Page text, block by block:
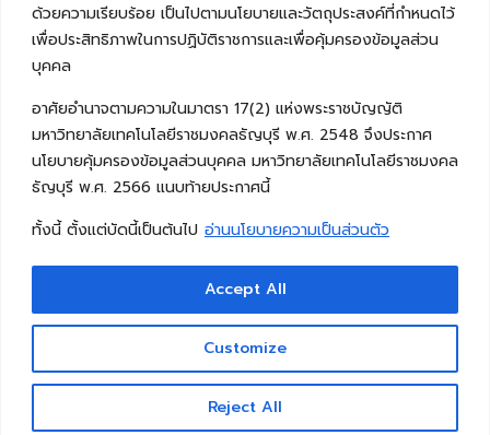
ด้วยความเรียบร้อย เป็นไปตามนโยบายและวัตถุประสงค์ที่กำหนดไว้
เพื่อประสิทธิภาพในการปฏิบัติราชการและเพื่อคุ้มครองข้อมูลส่วน
บุคคล
อาศัยอำนาจตามความในมาตรา 17(2) แห่งพระราชบัญญัติ
มหาวิทยาลัยเทคโนโลยีราชมงคลธัญบุรี พ.ศ. 2548 จึงประกาศ
นโยบายคุ้มครองข้อมูลส่วนบุคคล มหาวิทยาลัยเทคโนโลยีราชมงคล
ธัญบุรี พ.ศ. 2566 แนบท้ายประกาศนี้
ทั้งนี้ ตั้งแต่บัดนี้เป็นต้นไป อ่านนโยบายความเป็นส่วนตัว
Customize
Reject All
Accept All
Copyright © 2026 คณะวิศวกรรมศาสตร์ มหาวิทยาลัย
เทคโนโลยีราชมงคลธัญบุรี